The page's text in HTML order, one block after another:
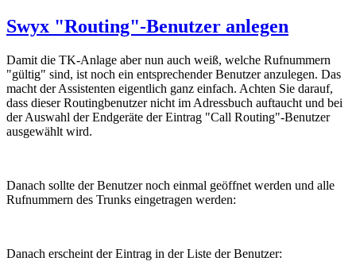
Swyx "Routing"-Benutzer anlegen
Damit die TK-Anlage aber nun auch weiß, welche Rufnummern
"gültig" sind, ist noch ein entsprechender Benutzer anzulegen. Das
macht der Assistenten eigentlich ganz einfach. Achten Sie darauf,
dass dieser Routingbenutzer nicht im Adressbuch auftaucht und bei
der Auswahl der Endgeräte der Eintrag "Call Routing"-Benutzer
ausgewählt wird.
Danach sollte der Benutzer noch einmal geöffnet werden und alle
Rufnummern des Trunks eingetragen werden:
Danach erscheint der Eintrag in der Liste der Benutzer: